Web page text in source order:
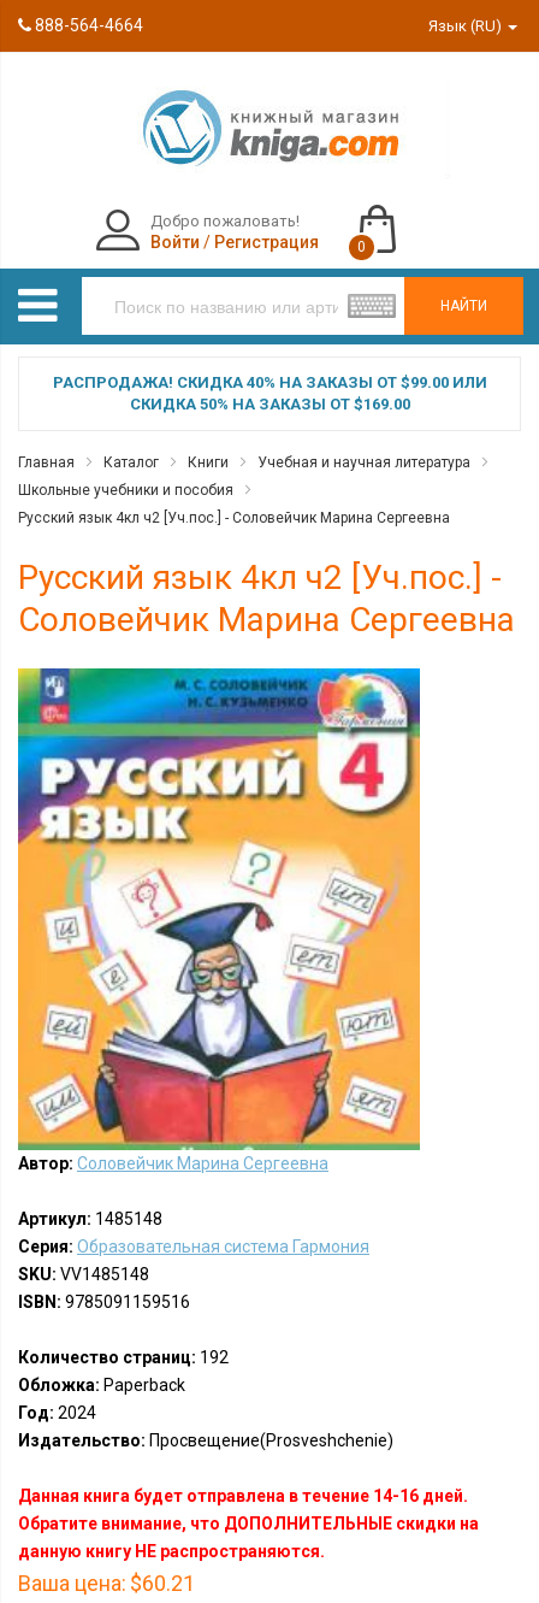
888-564-4664 Язык (RU)
НАЙТИ
Добро пожаловать!
Войти / Регистрация 0
РАСПРОДАЖА! СКИДКА 40% НА ЗАКАЗЫ ОТ $99.00 ИЛИ
СКИДКА 50% НА ЗАКАЗЫ ОТ $169.00
Главная Каталог Книги
Учебная и научная литература
Школьные учебники и пособия
Русский язык 4кл ч2 [Уч.пос.] - Соловейчик Марина Сергеевна
Русский язык 4кл ч2 [Уч.пос.] -
Соловейчик Марина Сергеевна
Автор: Соловейчик Марина Сергеевна
Артикул: 1485148
Серия: Образовательная система Гармония
SKU: VV1485148
ISBN: 9785091159516
Количество страниц: 192
Обложка: Paperback
Год: 2024
Издательство: Просвещение(Prosveshchenie)
Данная книга будет отправлена в течение 14-16 дней.
Обратите внимание, что ДОПОЛНИТЕЛЬНЫЕ скидки на
данную книгу НЕ распространяются.
Ваша цена: $60.21